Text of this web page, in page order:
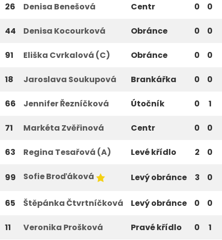
26 Denisa Benešová Centr 0 0
44 Denisa Kocourková Obránce 0 0
91 Eliška Cvrkalová (C) Obránce 0 0
18 Jaroslava Soukupová Brankářka 0 0
66 Jennifer Řezníčková Útočník 0 1
71 Markéta Zvěřinová Centr 0 0
63 Regina Tesařová (A) Levé křídlo 2 0
99 Sofie Broďáková Levý obránce 3 0
65 Štěpánka Čtvrtníčková Levý obránce 0 0
11 Veronika Prošková Pravé křídlo 0 1